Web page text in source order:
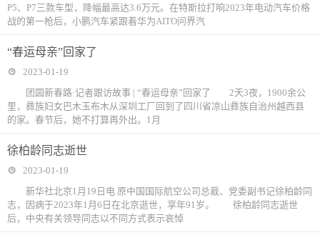
P5、P7三款车型，降幅最高达3.6万元。在特斯拉打响2023年电动汽车价格
战的第一枪后，小鹏汽车紧跟着华为AITO问界汽
“春运母亲”回家了
2023-01-19
团圆新春路·记者跟访故事 | “春运母亲”回家了 2天3夜，1900余公
里，彝族妇女巴木玉布木从深圳工厂回到了四川省凉山彝族自治州越西县
的家。春节后，她不打算再外出。1月
徐柏龄同志逝世
2023-01-19
新华社北京1月19日电 原中国国际航空公司总裁、党委副书记徐柏龄同
志，因病于2023年1月6日在北京逝世，享年91岁。 徐柏龄同志逝世
后，中央有关领导同志以不同方式表示哀悼